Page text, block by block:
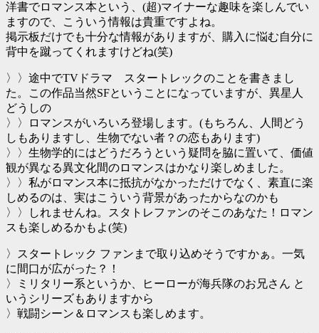
洋書でロマンス本という、(超)マイナーな趣味を楽しんでい
ますので、こういう情報は貴重ですよね。
掲示板だけでも十分な情報がありますが、購入に悩む自分に
背中を蹴ってくれますけどね(笑)
〉〉途中でTVドラマ スタートレックのことを書きまし
た。この作品当然SFということになっていますが、異星人
どうしの
〉〉ロマンスがいろいろ登場します。(もちろん、人間どう
しもありますし、生物でない者？の恋もあります)
〉〉生物学的にはどうだろうという疑問を脇に置いて、価値
観が異なる異文化間のロマンスはかなり楽しめました。
〉〉私がロマンス本に抵抗がなかっただけでなく、素直に楽
しめるのは、実はこういう背景があったからなのかも
〉〉しれませんね。スタトレファンのそこのあなた！ロマン
スも楽しめるかもよ(笑)
〉スタートレック ファンまで取り込めそうですかぁ。一気
に間口が広がった？！
〉ミリタリー系というか、ヒーローが海兵隊のお兄さん と
いうシリーズもありますから
〉戦闘シーン＆ロマンスも楽しめます。